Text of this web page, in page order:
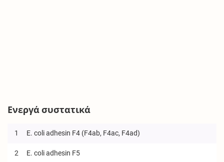
Ενεργά συστατικά
1 E. coli adhesin F4 (F4ab, F4ac, F4ad)
2 E. coli adhesin F5